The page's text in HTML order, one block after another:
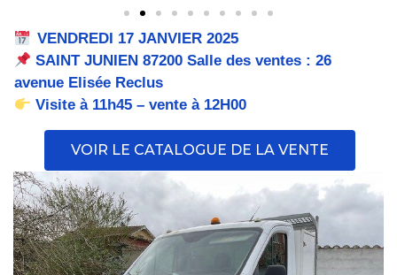
VENDREDI 17 JANVIER 2025
SAINT JUNIEN 87200 Salle des ventes : 26
avenue Elisée Reclus
Visite à 11h45 – vente à 12H00
VOIR LE CATALOGUE DE LA VENTE